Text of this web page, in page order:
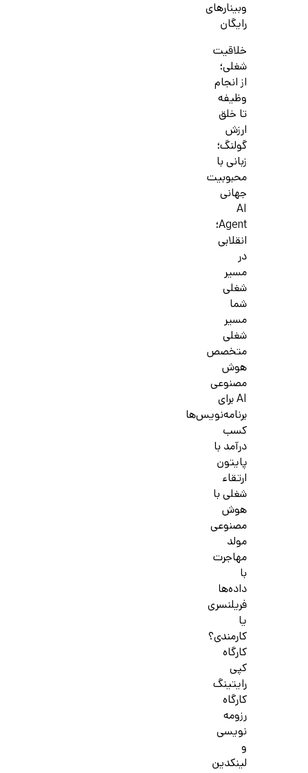
وبینارهای
رایگان
خلاقیت
شغلی؛
از انجام
وظیفه
تا خلق
ارزش
گولنگ؛
زبانی با
محبوبیت
جهانی
AI
Agent؛
انقلابی
در
مسیر
شغلی
شما
مسیر
شغلی
متخصص
هوش
مصنوعی
AI برای
برنامه‌نویس‌ها
کسب
درآمد با
پایتون
ارتقاء
شغلی با
هوش
مصنوعی
مولد
مهاجرت
با
داده‌ها
فریلنسری
یا
کارمندی؟
کارگاه
کپی
رایتینگ
کارگاه
رزومه
نویسی
و
لینکدین